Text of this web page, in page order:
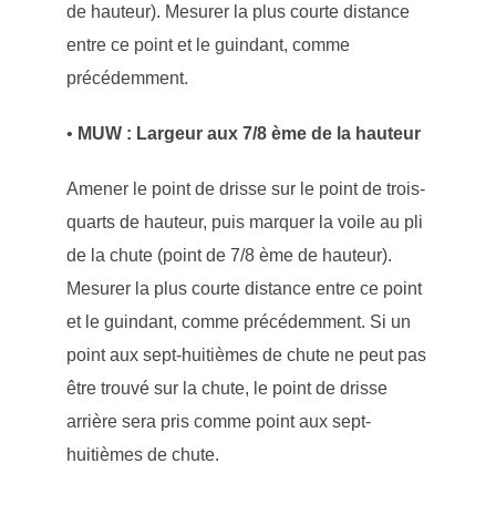
de hauteur). Mesurer la plus courte distance
entre ce point et le guindant, comme
précédemment.
• MUW : Largeur aux 7/8 ème de la hauteur
Amener le point de drisse sur le point de trois-
quarts de hauteur, puis marquer la voile au pli
de la chute (point de 7/8 ème de hauteur).
Mesurer la plus courte distance entre ce point
et le guindant, comme précédemment. Si un
point aux sept-huitièmes de chute ne peut pas
être trouvé sur la chute, le point de drisse
arrière sera pris comme point aux sept-
huitièmes de chute.